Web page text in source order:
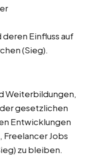
Einfluss auf
(Sieg).
Weiterbildungen,
gesetzlichen
Entwicklungen
Jobs
zu bleiben.